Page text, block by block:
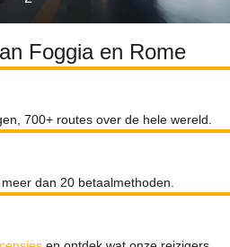
Foggia en Rome
700+ routes over de hele wereld.
dan 20 betaalmethoden.